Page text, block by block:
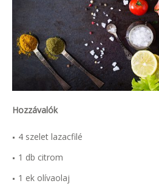
Hozzávalók
4 szelet lazacfilé
1 db citrom
1 ek olívaolaj